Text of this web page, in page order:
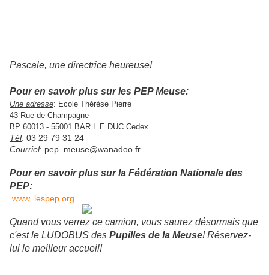
Pascale, une directrice heureuse!
Pour en savoir plus sur les PEP Meuse:
Une adresse: Ecole Thérèse Pierre
43 Rue de Champagne
BP 60013 - 55001 BAR L E DUC Cedex
Tél: 03 29 79 31 24
Courriel: pep .meuse@wanadoo.fr
Pour en savoir plus sur la Fédération Nationale des
PEP:
www. lespep.org
Quand vous verrez ce camion, vous saurez désormais que
c'est le LUDOBUS des Pupilles de la Meuse! Réservez-
lui le meilleur accueil!